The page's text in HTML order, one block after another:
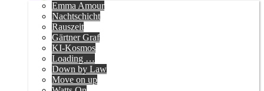
Emma Amour
Nachtschicht
Rauszeit
Gärtner Graf
KI-Kosmos
Loading …
Down by Law
Move on up